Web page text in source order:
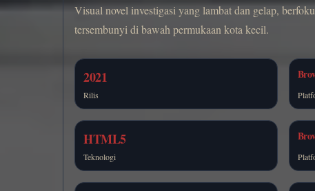
Visual novel investigasi yang lambat dan gelap,
tersembunyi di bawah permukaan kota kecil.
2021
Rilis
HTML5
Teknologi